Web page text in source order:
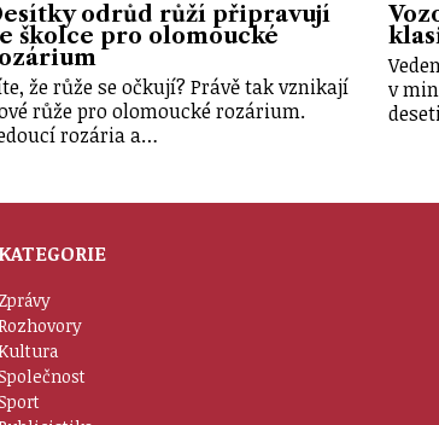
odrůd růží připravují
školce pro olomoucké
že růže se očkují? Právě tak vznikají
růže pro olomoucké rozárium.
rozária a…
v
KATEGORIE
Zprávy